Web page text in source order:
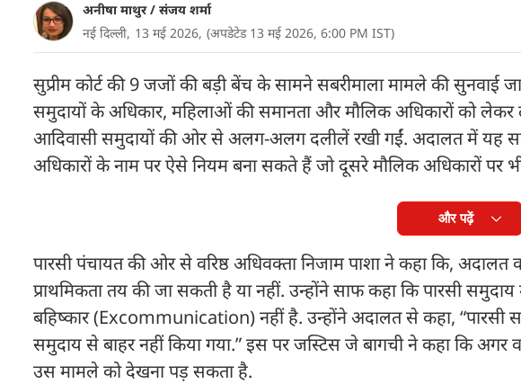
अनीषा माथुर/ संजय शर्मा
नई दिल्ली, 13 मई 2026, (अपडेटेड 13 मई 2026, 6:00 PM IST)
सुप्रीम कोर्ट की 9 जजों की बड़ी बेंच के सामने सबरीमाला मामले की सुनवाई
समुदायों के अधिकार, महिलाओं की समानता और मौलिक अधिकारों को
आदिवासी समुदायों की ओर से अलग-अलग दलीलें रखी गईं. अदालत में यह
अधिकारों के नाम पर ऐसे नियम बना सकते हैं जो दूसरे मौलिक अधिकारों पर
और पढ़ें
पारसी पंचायत की ओर से वरिष्ठ अधिवक्ता निजाम पाशा ने कहा कि, अदालत
प्राथमिकता तय की जा सकती है या नहीं. उन्होंने साफ कहा कि पारसी
बहिष्कार (Excommunication) नहीं है. उन्होंने अदालत से कहा, “पारसी
समुदाय से बाहर नहीं किया गया.” इस पर जस्टिस जे बागची ने कहा कि अगर
उस मामले को देखना पड़ सकता है.